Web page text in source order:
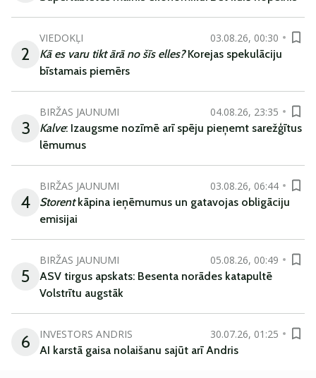
2
VIEDOKĻI
03.08.26, 00:30
Kā es varu tikt ārā no šīs elles?Korejas spekulāciju
bīstamais piemērs
3
BIRŽAS JAUNUMI
04.08.26, 23:35
Kalve: Izaugsme nozīmē arī spēju pieņemt sarežģītus
lēmumus
4
BIRŽAS JAUNUMI
03.08.26, 06:44
Storentkāpina ieņēmumus un gatavojas obligāciju
emisijai
5
BIRŽAS JAUNUMI
05.08.26, 00:49
ASV tirgus apskats: Besenta norādes katapultē
Volstrītu augstāk
6 INVESTORS ANDRIS
30.07.26, 01:25
AI karstā gaisa nolaišanu sajūt arī Andris